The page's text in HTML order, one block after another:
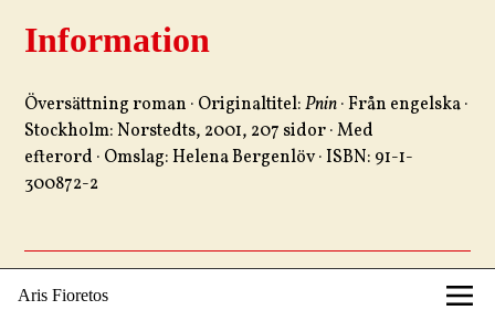
Aris Fioretos
Information
Översättning roman · Originaltitel:Pnin· Från engelska ·
Stockholm: Norstedts, 2001, 207 sidor · Med
efterord · Omslag: Helena Bergenlöv · ISBN: 91-1-
300872-2
Omslag